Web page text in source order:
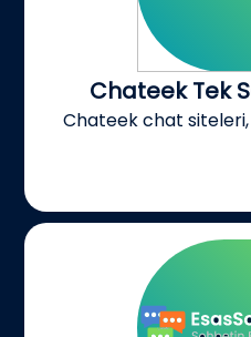
Chateek Tek
Chateek chat siteleri,